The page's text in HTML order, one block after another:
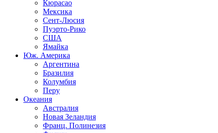
Кюрасао
Мексика
Сент-Люсия
Пуэрто-Рико
США
Ямайка
Юж. Америка
Аргентина
Бразилия
Колумбия
Перу
Океания
Австралия
Новая Зеландия
Франц. Полинезия